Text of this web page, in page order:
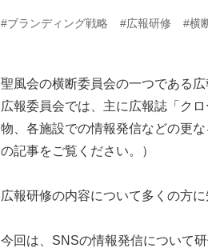
#ブランディング戦略 #広報研修 #横
聖風会の横断委員会の一つである広
広報委員会では、主に広報誌「ク
物、各施設での情報発信などの更
の記事をご覧ください。）
広報研修の内容について多くの方
今回は、SNSの情報発信について研